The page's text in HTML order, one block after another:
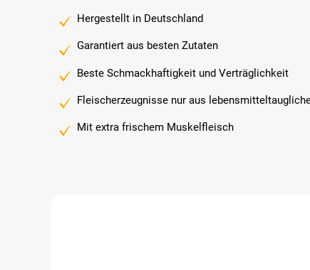
Hergestellt in Deutschland
Garantiert aus besten Zutaten
Beste Schmackhaftigkeit und Verträglichkeit
Fleischerzeugnisse nur aus
Mit extra frischem Muskelfleisch